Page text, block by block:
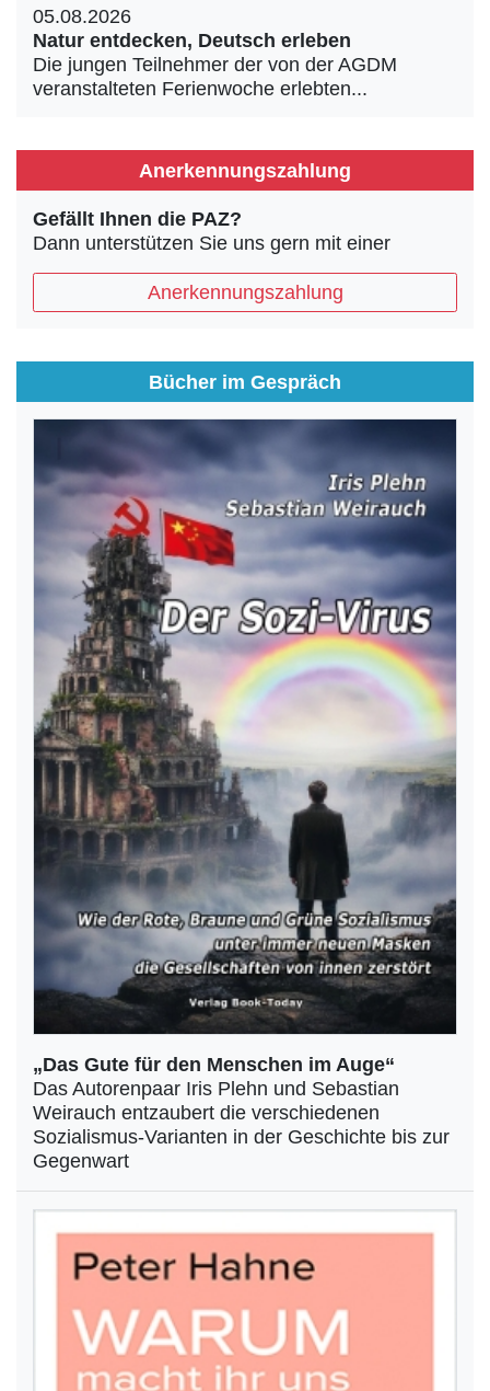
05.08.2026
Natur entdecken, Deutsch erleben
Die jungen Teilnehmer der von der AGDM
veranstalteten Ferienwoche erlebten...
Anerkennungszahlung
Gefällt Ihnen die PAZ?
Dann unterstützen Sie uns gern mit einer
Anerkennungszahlung
Bücher im Gespräch
„Das Gute für den Menschen im Auge“
Das Autorenpaar Iris Plehn und Sebastian
Weirauch entzaubert die verschiedenen
Sozialismus-Varianten in der Geschichte bis zur
Gegenwart